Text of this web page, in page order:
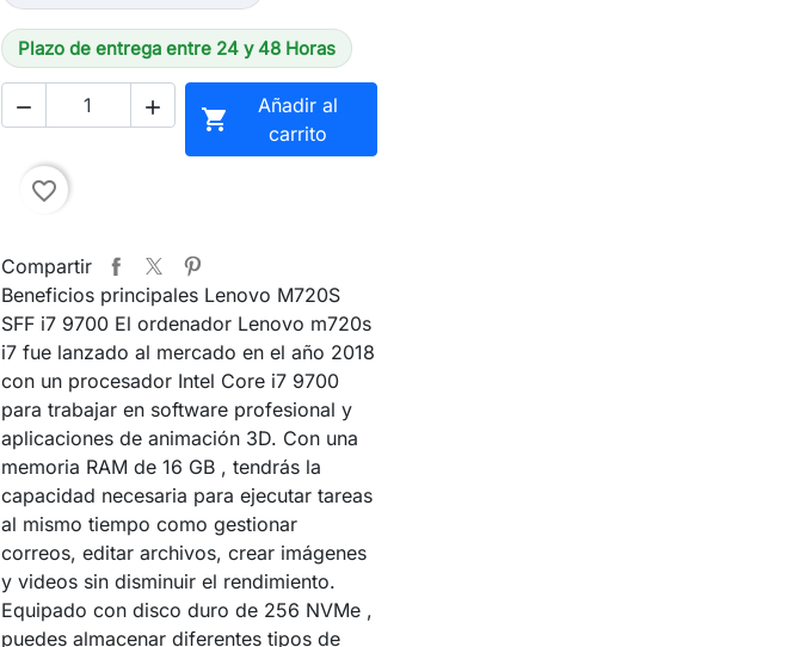
Plazo de entrega entre 24 y 48 Horas
  
Añadir al
carrito
favorite_border
Compartir
Beneficios principales Lenovo M720S
SFF i7 9700 El ordenador Lenovo m720s
i7 fue lanzado al mercado en el año 2018
con un procesador Intel Core i7 9700
para trabajar en software profesional y
aplicaciones de animación 3D. Con una
memoria RAM de 16 GB , tendrás la
capacidad necesaria para ejecutar tareas
al mismo tiempo como gestionar
correos, editar archivos, crear imágenes
y videos sin disminuir el rendimiento.
Equipado con disco duro de 256 NVMe ,
puedes almacenar diferentes tipos de